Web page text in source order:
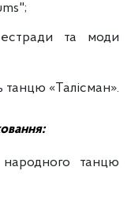
та моди
танцю «Талісман».
народного танцю